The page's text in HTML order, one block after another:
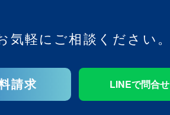
気軽にご相談ください。
請求 LINEで問合せ